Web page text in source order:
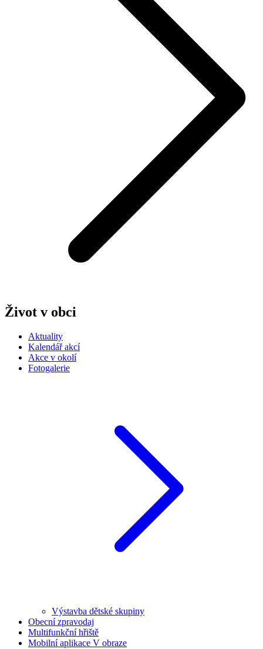
Život v obci
Aktuality
Kalendář akcí
Akce v okolí
Fotogalerie
Výstavba dětské skupiny
Obecní zpravodaj
Multifunkční hřiště
Mobilní aplikace V obraze